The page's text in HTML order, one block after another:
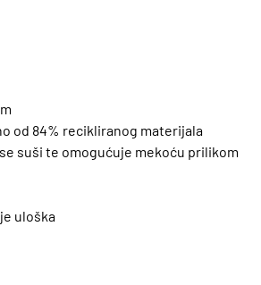
od 84% recikliranog materijala
suši te omogućuje mekoću prilikom
uloška